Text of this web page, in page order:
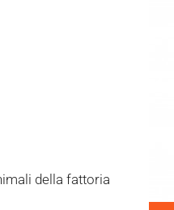
della fattoria